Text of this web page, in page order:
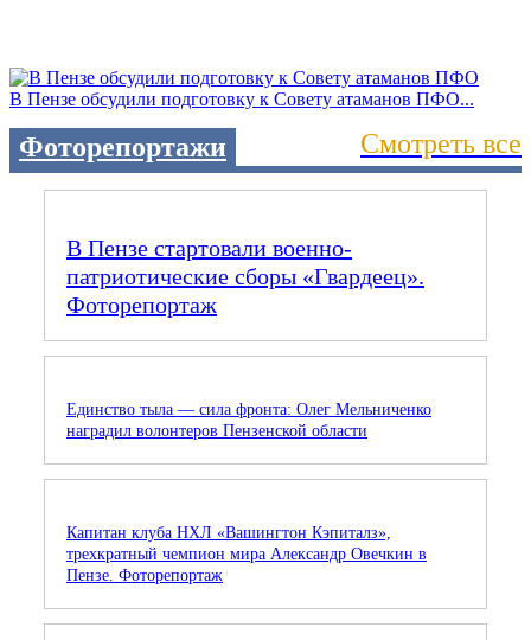
В Пензе обсудили подготовку к Совету атаманов ПФО...
Фоторепортажи Смотреть все
В Пензе стартовали военно-
патриотические сборы «Гвардеец».
Фоторепортаж
Единство тыла — сила фронта: Олег Мельниченко
наградил волонтеров Пензенской области
Капитан клуба НХЛ «Вашингтон Кэпиталз»,
трехкратный чемпион мира Александр Овечкин в
Пензе. Фоторепортаж